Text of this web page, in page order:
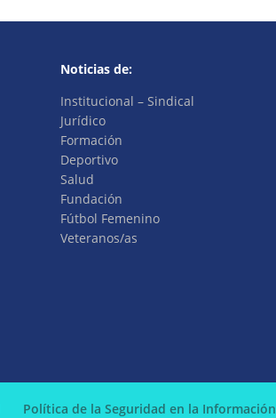
Noticias de:
Institucional – Sindical
Jurídico
Formación
Deportivo
Salud
Fundación
Fútbol Femenino
Veteranos/as
Política de la Seguridad en la Información